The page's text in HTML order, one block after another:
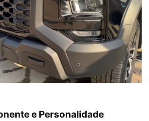
e Personalidade